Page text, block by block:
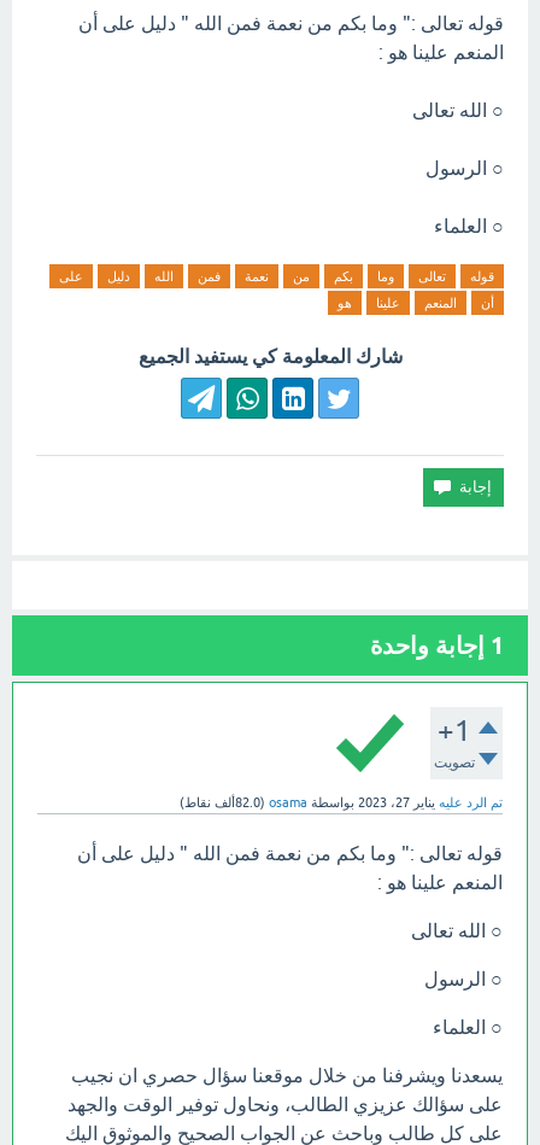
قوله تعالى :" وما بكم من نعمة فمن الله " دليل على أن
المنعم علينا هو :
○ الله تعالى
○ الرسول
○ العلماء
قوله تعالى وما بكم من نعمة فمن الله دليل
على
أن
المنعم علينا هو
شارك المعلومة كي يستفيد الجميع
1 إجابة واحدة
+1
تصويت
تم الرد عليه يناير 27، 2023 بواسطة osama
(82.0ألف نقاط)
قوله تعالى :" وما بكم من نعمة فمن الله " دليل على أن
المنعم علينا هو :
○ الله تعالى
○ الرسول
○ العلماء
يسعدنا ويشرفنا من خلال موقعنا سؤال حصري ان نجيب
على سؤالك عزيزي الطالب، ونحاول توفير الوقت والجهد
على كل طالب وباحث عن الجواب الصحيح والموثوق اليك